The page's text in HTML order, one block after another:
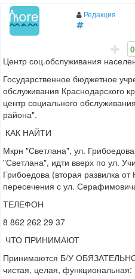
Редакция
0
Центр соц.обслуживания
Государственное бюджетное
обслуживания Краснодарского
центр социального
района".
КАК НАЙТИ
Мкрн "Светлана", ул.
"Светлана", идти вверх по ул.
Грибоедова (вторая развилка от
пересечения с ул.
ТЕЛЕФОН
8 862 262 29 37
ЧТО ПРИНИМАЮТ
Принимаются Б/У
чистая, целая, функциональная: